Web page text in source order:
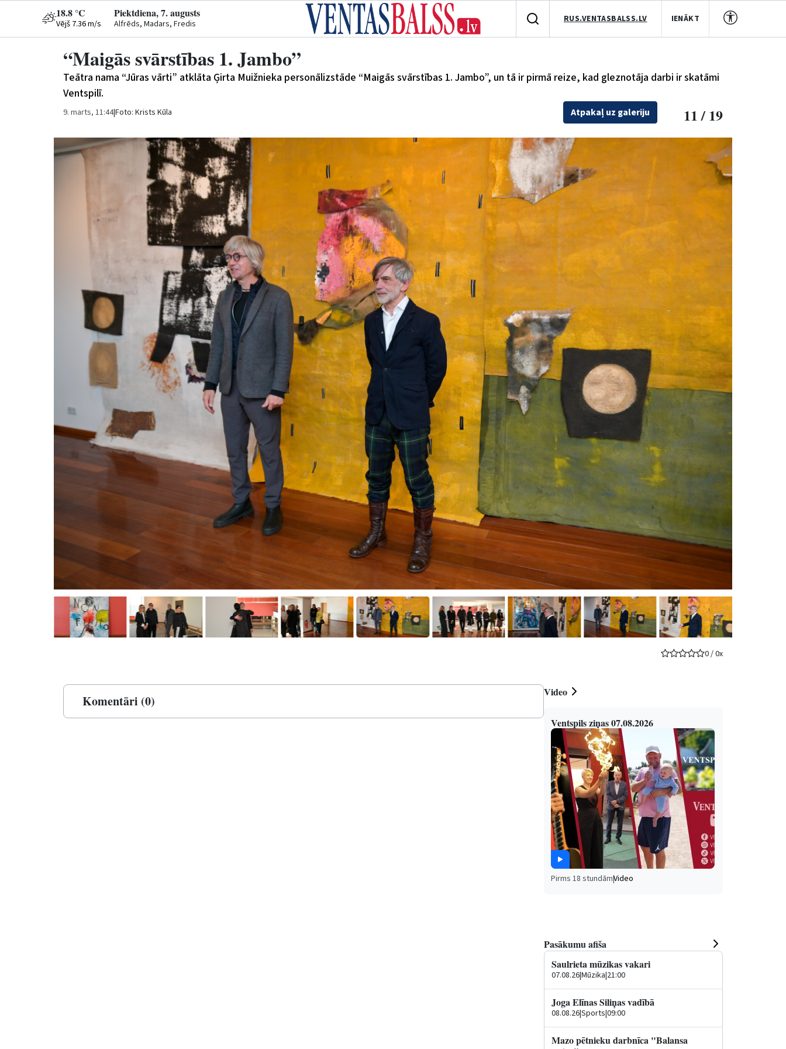
18.8 °C
Vējš 7.36 m/s
Piektdiena, 7. augusts
Alfrēds, Madars, Fredis RUS.VENTASBALSS.LV IENĀKT
“Maigās svārstības 1. Jambo”
Teātra nama “Jūras vārti” atklāta Ģirta Muižnieka personālizstāde “Maigās svārstības 1. Jambo”, un tā ir pirmā reize, kad gleznotāja darbi ir skatāmi
Ventspilī.
9. marts, 11:44|Foto: Krists Kūla Atpakaļ uz galeriju 11 / 19
0/0x
Komentāri (0)
Video
Ventspils ziņas 07.08.2026
Pirms 18 stundām|Video
Pasākumu afiša
Saulrieta mūzikas vakari
07.08.26|Mūzika|21:00
Joga Elīnas Siliņas vadībā
08.08.26|Sports|09:00
Mazo pētnieku darbnīca "Balansa